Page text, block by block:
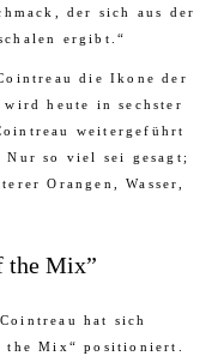
der sich aus der
ergibt.“
die Ikone der
heute in sechster
weitergeführt
Nur so viel sei gesagt;
Orangen, Wasser,
the Mix”
hat sich
the Mix“ positioniert.